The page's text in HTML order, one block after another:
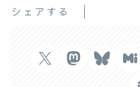
シェアする